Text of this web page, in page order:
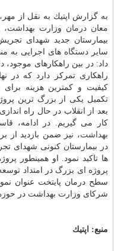
به گزارش اپتیك به نقل از
معاندرمان وزارت بهداشت،
بیمارستان جدید شهدای
سایر دستگاه های اجرایی به
داد: در بین راهكارهای موجود،
راهكاری تمركز دارد كه در
كیفیت و كمترین هزینه
تكمیل یكی از بزرگ ترین
بعد از انقلاب در حال راه
كار می گیریم. در ادامه،
بهداشت، نیز ضمن بازدید
در بیمارستان كنونی شهدای
ها تاكید نمود. او همینطور
پروژه ای بزرگ در امتداد
سطح درمان پایتخت عنوان
شركای وزارت بهداشت در
منبع: اپتیك